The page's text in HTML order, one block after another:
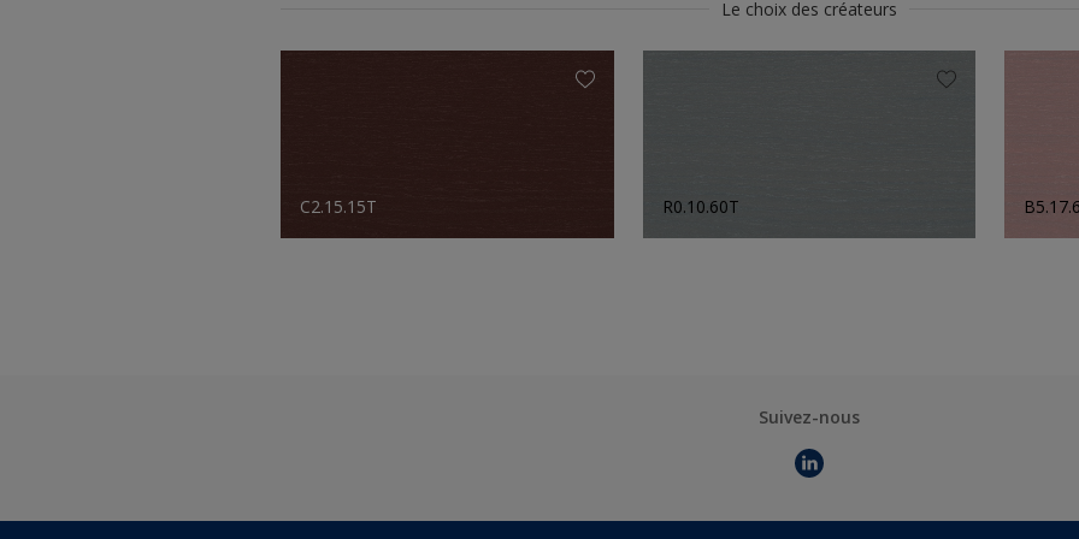
Le choix des créateurs
C2.15.15T R0.10.60T
Suivez-nous